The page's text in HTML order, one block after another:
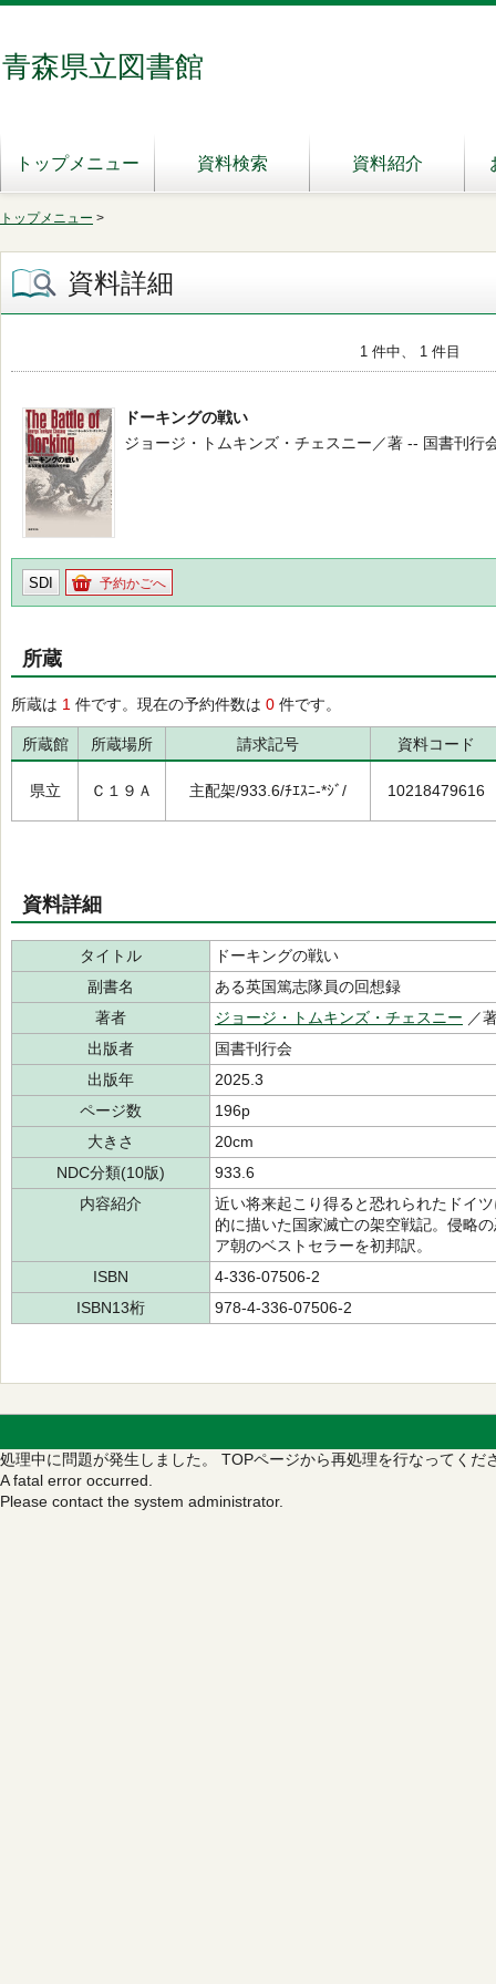
青森県立図書館
トップメニュー 資料検索 資料紹介
トップメニュー >
資料詳細
1 件中、 1 件目
ドーキングの戦い
ジョージ・トムキンズ・チェスニー／著 -- 国書刊行
SDI 予約かごへ
所蔵
所蔵は 1 件です。現在の予約件数は 0 件です。
所蔵館 所蔵場所 請求記号 資料コード
県立 Ｃ１９Ａ 主配架/933.6/ﾁｴｽﾆ-*ｼﾞ/ 10218479616
資料詳細
タイトル
ドーキングの戦い
副書名
ある英国篤志隊員の回想録
著者
ジョージ・トムキンズ・チェスニー ／
出版者
国書刊行会
出版年
2025.3
ページ数
196p
大きさ
20cm
NDC分類(10版)
933.6
内容紹介
近い将来起こり得ると恐れられたドイ
的に描いた国家滅亡の架空戦記。侵略
ア朝のベストセラーを初邦訳。
ISBN
4-336-07506-2
ISBN13桁
978-4-336-07506-2
処理中に問題が発生しました。 TOPページから再処理を行なってくだ
A fatal error occurred.
Please contact the system administrator.